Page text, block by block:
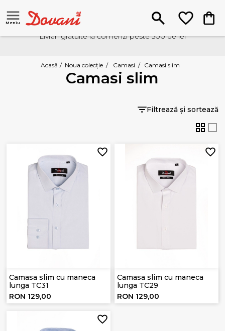
Meniu
Livrari gratuite la comenzi peste 500 de lei
Acasă / Noua colecție / Camasi / Camasi slim
Camasi slim
Filtrează și sortează
Camasa slim cu maneca
lunga TC31
RON 129,00
Camasa slim cu maneca
lunga TC29
RON 129,00